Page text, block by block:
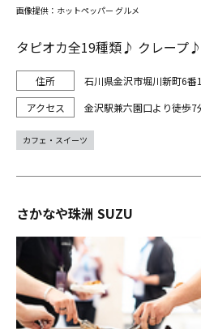
タピオカ全19種類♪ クレープ♪
石川県金沢市堀川新町6番
金沢駅兼六園口より徒歩7
画像提供：ホットペッパー グルメ
カフェ・スイーツ
さかなや珠洲 SUZU